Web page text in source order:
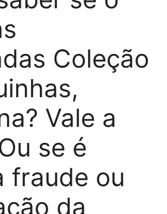
Coleção
Vale a
se é
fraude ou
da